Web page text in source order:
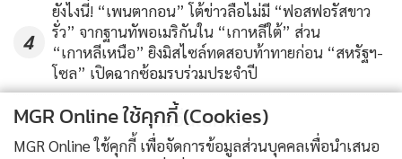
4
ยังไงนี่! “เพนตากอน” โต้ข่าวลือไม่มี “ฟอสฟอรัสขาว
รั่ว” จากฐานทัพอเมริกันใน “เกาหลีใต้” ส่วน
“เกาหลีเหนือ” ยิงมิสไซล์ทดสอบท้าทายก่อน “สหรัฐฯ-
โซล” เปิดฉากซ้อมรบร่วมประจำปี
ข่าวอื่นในหมวด
MGR Online ใช้คุกกี้ (Cookies)
MGR Online ใช้คุกกี้ เพื่อจัดการข้อมูลส่วนบุคคลเพื่อนำเสนอ